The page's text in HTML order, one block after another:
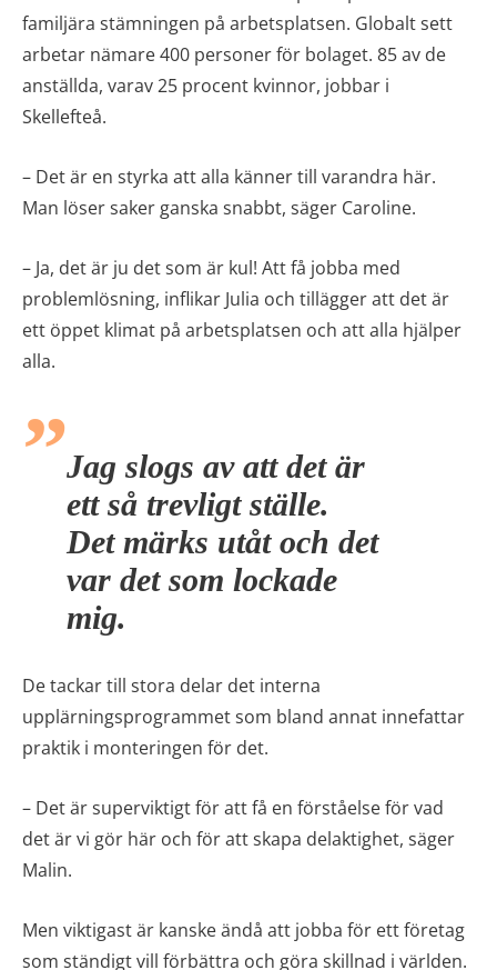
familjära stämningen på arbetsplatsen. Globalt sett
arbetar nämare 400 personer för bolaget. 85 av de
anställda, varav 25 procent kvinnor, jobbar i
Skellefteå.
– Det är en styrka att alla känner till varandra här.
Man löser saker ganska snabbt, säger Caroline.
– Ja, det är ju det som är kul! Att få jobba med
problemlösning, inflikar Julia och tillägger att det är
ett öppet klimat på arbetsplatsen och att alla hjälper
alla.
Jag slogs av att det är
ett så trevligt ställe.
Det märks utåt och det
var det som lockade
mig.
De tackar till stora delar det interna
upplärningsprogrammet som bland annat innefattar
praktik i monteringen för det.
– Det är superviktigt för att få en förståelse för vad
det är vi gör här och för att skapa delaktighet, säger
Malin.
Men viktigast är kanske ändå att jobba för ett företag
som ständigt vill förbättra och göra skillnad i världen.